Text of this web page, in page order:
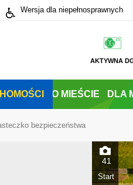
Wersja dla niepełnosprawnych
AKTYWNA
O MIEŚCIE DLA
bezpieczeństwa
41
Start